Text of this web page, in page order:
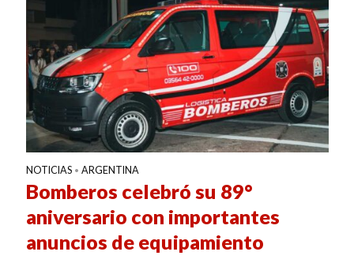
NOTICIAS • ARGENTINA
Bomberos celebró su 89°
aniversario con importantes
anuncios de equipamiento